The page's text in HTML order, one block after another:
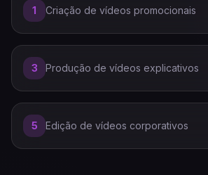
1 Criação de vídeos promocionais
3 Produção de vídeos explicativos
5 Edição de vídeos corporativos